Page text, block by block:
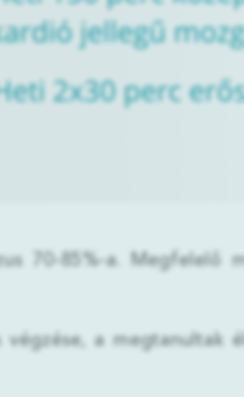
70-85%-a. Megfelelő
a megtanultak